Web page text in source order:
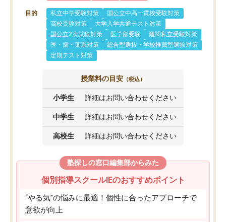
目的 私立中学受験対策
国公立中高一貫校受験対策
高校受験対策
大学入学共通テスト対策
国公立2次試験対策
医学部受験
難関私立受験対策
医・歯・薬系対策
総合型選抜・学校推薦型選抜対策
定期テスト対策
授業料の目安 （税込）
小学生 詳細はお問い合わせください
中学生 詳細はお問い合わせください
高校生 詳細はお問い合わせください
塾探しの窓口編集部からみた
個別指導スクールIEのおすすめポイント
“やる気”の悩みに最適！個性に合ったアプローチで
意欲が向上